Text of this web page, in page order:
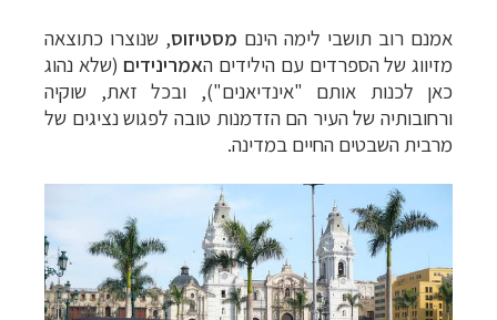
אמנם רוב תושבי לימה הינם מסטיזוס, שנוצרו כתוצאה
מזיווג של הספרדים עם הילידים האמרינידים (שלא נהוג
כאן לכנות אותם "אינדיאנים"), ובכל זאת, שוקיה
ורחובותיה של העיר הם הזדמנות טובה לפגושנציגים של
מרבית השבטים החיים במדינה.